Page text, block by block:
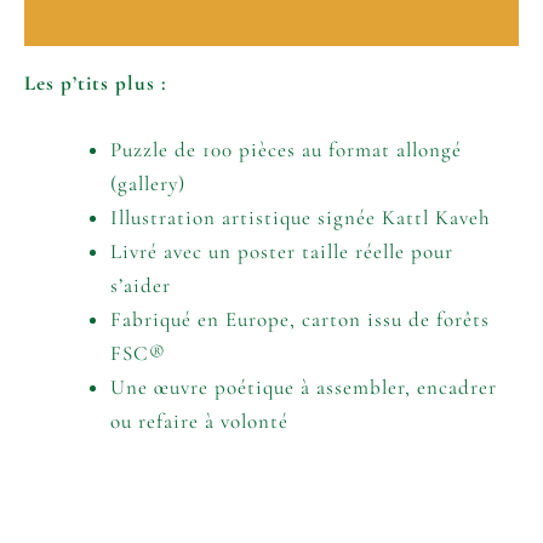
Les p’tits plus :
Puzzle de 100 pièces au format allongé
(gallery)
Illustration artistique signée Kattl Kaveh
Livré avec un poster taille réelle pour
s’aider
Fabriqué en Europe, carton issu de forêts
FSC®
Une œuvre poétique à assembler, encadrer
ou refaire à volonté